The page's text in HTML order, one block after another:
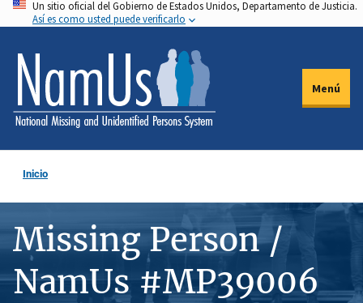
Pasar
al
contenido
principal
Un sitio oficial del Gobierno de Estados Unidos, Departamento de Justicia.
Así es como usted puede verificarlo
Menú
Inicio
Missing Person /
NamUs #MP39006